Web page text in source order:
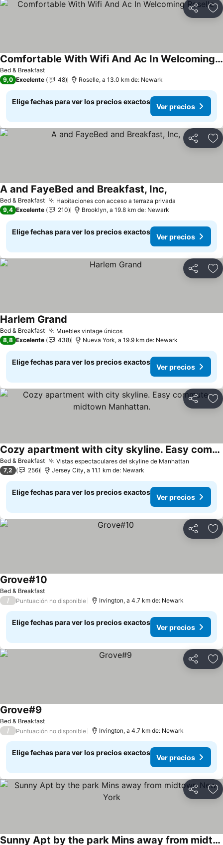
Compartir
Bed & Breakfast
Comfortable With Wifi And Ac In Welcoming Roselle
9,0 Excelente 48 Roselle, a 13.0 km de: Newark
Elige fechas para ver los precios exactos
Ver precios
Compartir
Bed & Breakfast Habitaciones con acceso a terraza privada
A and FayeBed and Breakfast, Inc,
9,4 Excelente 210 Brooklyn, a 19.8 km de: Newark
Elige fechas para ver los precios exactos
Ver precios
Compartir
Bed & Breakfast Muebles vintage únicos
Harlem Grand
8,8 Excelente 438 Nueva York, a 19.9 km de: Newark
Elige fechas para ver los precios exactos
Ver precios
Compartir
Bed & Breakfast Vistas espectaculares del skyline de Manhattan
Cozy apartment with city skyline. Easy commute midtown Manhattan.
7,2 256 Jersey City, a 11.1 km de: Newark
Elige fechas para ver los precios exactos
Ver precios
Compartir
Bed & Breakfast
Grove#10
/ Puntuación no disponible Irvington, a 4.7 km de: Newark
Elige fechas para ver los precios exactos
Ver precios
Compartir
Bed & Breakfast
Grove#9
/ Puntuación no disponible Irvington, a 4.7 km de: Newark
Elige fechas para ver los precios exactos
Ver precios
Compartir
Sunny Apt by the park Mins away from midtown New York